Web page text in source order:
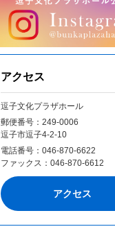
アクセス
逗子文化プラザホール
郵便番号：249‐0006
逗子市逗子4-2-10
電話番号： 046-870-6622
ファックス： 046-870-6612
アクセス